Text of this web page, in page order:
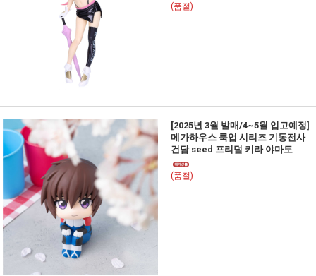
(품절)
[2025년 3월 발매/4~5월 입고예정]
메가하우스 룩업 시리즈 기동전사
건담 seed 프리덤 키라 야마토
(품절)